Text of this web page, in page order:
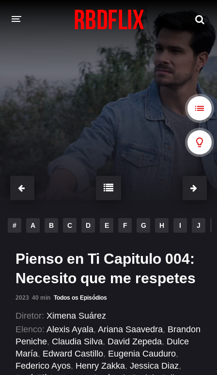
Rebelde: En Español Rebelde: Dublado
Christian Chávez Christopher Von Uckermann
Alfonso Herrera Anahí
Dulce María Maite Perroni
RBD
Alfonso Herrera Anahí
Christian Chávez
Dulce María Maite Perroni
# A B C D E F G H I J
Pienso en Ti Capitulo 004:
Necesito que me respetes
2023 40 min Todos os Episódios
Diretor: Ximena Suárez
Elenco: Alexis Ayala, Ariana Saavedra, Brandon
Peniche, Claudia Silva, David Zepeda, Dulce
María, Edward Castillo, Eugenia Cauduro,
Federico Ayos, Henry Zakka, Jessica Diaz,